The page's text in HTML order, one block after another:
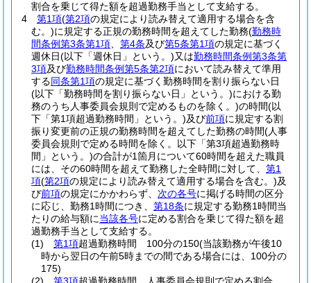
割合を乗じて得た額を超過勤務手当として支給する。
4
第1項(第2項の規定により読み替えて適用する場合を含
む。)に規定する正規の勤務時間を超えてした勤務(勤務時
間条例第3条第1項
第4条及び第5条第1項の規定に基づく
週休日(以下「週休日」という。)又は勤務時間条例第3条第
3項及び勤務時間条例第5条第2項において読み替えて準用
する同条第1項の規定に基づく勤務時間を割り振らない日
(以下「勤務時間を割り振らない日」という。)における勤
務のうち人事委員会規則で定めるものを除く。)の時間(以
下「第1項超過勤務時間」という。)及び前項に規定する割
振り変更前の正規の勤務時間を超えてした勤務の時間(人事
委員会規則で定める時間を除く。以下「第3項超過勤務時
間」という。)の合計が1箇月について60時間を超えた職員
には、その60時間を超えて勤務した全時間に対して、 第1
項(第2項の規定により読み替えて適用する場合を含む。)及
び前項の規定にかかわらず、 次の各号に掲げる時間の区分
に応じ、勤務1時間につき、 第18条に規定する勤務1時間当
たりの給与額に当該各号に定める割合を乗じて得た額を超
過勤務手当として支給する。
(1)
第1項超過勤務時間 100分の150(当該勤務が午後10
時から翌日の午前5時までの間である場合には、100分の
175)